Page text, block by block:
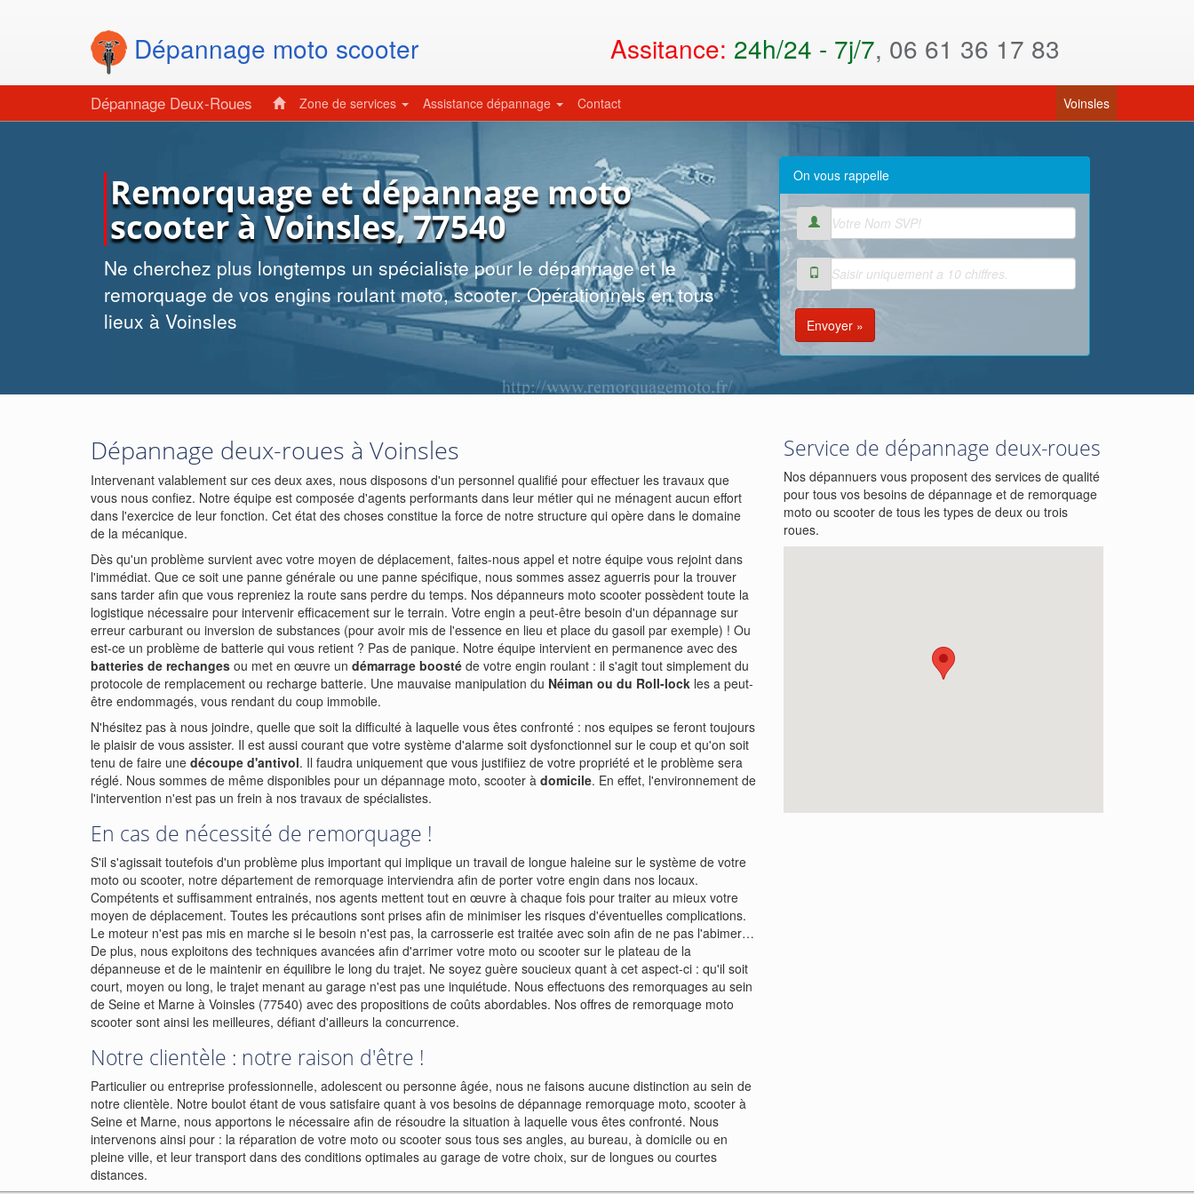
Dépannage moto scooter Assitance: 24h/24 - 7j/7, 06 61 36 17 83
Dépannage Deux-Roues Zone de services Assistance dépannage Contact Voinsles(current)
Remorquage et dépannage moto
scooter à Voinsles, 77540
Ne cherchez plus longtemps un spécialiste pour le dépannage et le
remorquage de vos engins roulant moto, scooter. Opérationnels en tous
lieux à Voinsles
On vous rappelle
Envoyer »
Dépannage deux-roues à Voinsles
Intervenant valablement sur ces deux axes, nous disposons d'un personnel qualifié pour effectuer les travaux que
vous nous confiez. Notre équipe est composée d'agents performants dans leur métier qui ne ménagent aucun effort
dans l'exercice de leur fonction. Cet état des choses constitue la force de notre structure qui opère dans le domaine
de la mécanique.
Dès qu'un problème survient avec votre moyen de déplacement, faites-nous appel et notre équipe vous rejoint dans
l'immédiat. Que ce soit une panne générale ou une panne spécifique, nous sommes assez aguerris pour la trouver
sans tarder afin que vous repreniez la route sans perdre du temps. Nos dépanneurs moto scooter possèdent toute la
logistique nécessaire pour intervenir efficacement sur le terrain. Votre engin a peut-être besoin d'un dépannage sur
erreur carburant ou inversion de substances (pour avoir mis de l'essence en lieu et place du gasoil par exemple) ! Ou
est-ce un problème de batterie qui vous retient ? Pas de panique. Notre équipe intervient en permanence avec des
batteries de rechanges ou met en œuvre un démarrage boosté de votre engin roulant : il s'agit tout simplement du
protocole de remplacement ou recharge batterie. Une mauvaise manipulation du Néiman ou du Roll-lock les a peut-
être endommagés, vous rendant du coup immobile.
N'hésitez pas à nous joindre, quelle que soit la difficulté à laquelle vous êtes confronté : nos equipes se feront toujours
le plaisir de vous assister. Il est aussi courant que votre système d'alarme soit dysfonctionnel sur le coup et qu'on soit
tenu de faire une découpe d'antivol. Il faudra uniquement que vous justifiiez de votre propriété et le problème sera
réglé. Nous sommes de même disponibles pour un dépannage moto, scooter à domicile. En effet, l'environnement de
l'intervention n'est pas un frein à nos travaux de spécialistes.
En cas de nécessité de remorquage !
S'il s'agissait toutefois d'un problème plus important qui implique un travail de longue haleine sur le système de votre
moto ou scooter, notre département de remorquage interviendra afin de porter votre engin dans nos locaux.
Compétents et suffisamment entrainés, nos agents mettent tout en œuvre à chaque fois pour traiter au mieux votre
moyen de déplacement. Toutes les précautions sont prises afin de minimiser les risques d'éventuelles complications.
Le moteur n'est pas mis en marche si le besoin n'est pas, la carrosserie est traitée avec soin afin de ne pas l'abimer…
De plus, nous exploitons des techniques avancées afin d'arrimer votre moto ou scooter sur le plateau de la
dépanneuse et de le maintenir en équilibre le long du trajet. Ne soyez guère soucieux quant à cet aspect-ci : qu'il soit
court, moyen ou long, le trajet menant au garage n'est pas une inquiétude. Nous effectuons des remorquages au sein
de Seine et Marne à Voinsles (77540) avec des propositions de coûts abordables. Nos offres de remorquage moto
scooter sont ainsi les meilleures, défiant d'ailleurs la concurrence.
Notre clientèle : notre raison d'être !
Particulier ou entreprise professionnelle, adolescent ou personne âgée, nous ne faisons aucune distinction au sein de
notre clientèle. Notre boulot étant de vous satisfaire quant à vos besoins de dépannage remorquage moto, scooter à
Seine et Marne, nous apportons le nécessaire afin de résoudre la situation à laquelle vous êtes confronté. Nous
intervenons ainsi pour : la réparation de votre moto ou scooter sous tous ses angles, au bureau, à domicile ou en
pleine ville, et leur transport dans des conditions optimales au garage de votre choix, sur de longues ou courtes
distances.
Service de dépannage deux-roues
Nos dépannuers vous proposent des services de qualité
pour tous vos besoins de dépannage et de remorquage
moto ou scooter de tous les types de deux ou trois
roues.